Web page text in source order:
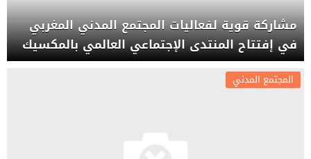
مشاركة قوية لفعاليات المجتمع المدني المغربي
في إفتتاح المنتدى الإجتماعي العالمي بالمكسيك
المجتمع المدني